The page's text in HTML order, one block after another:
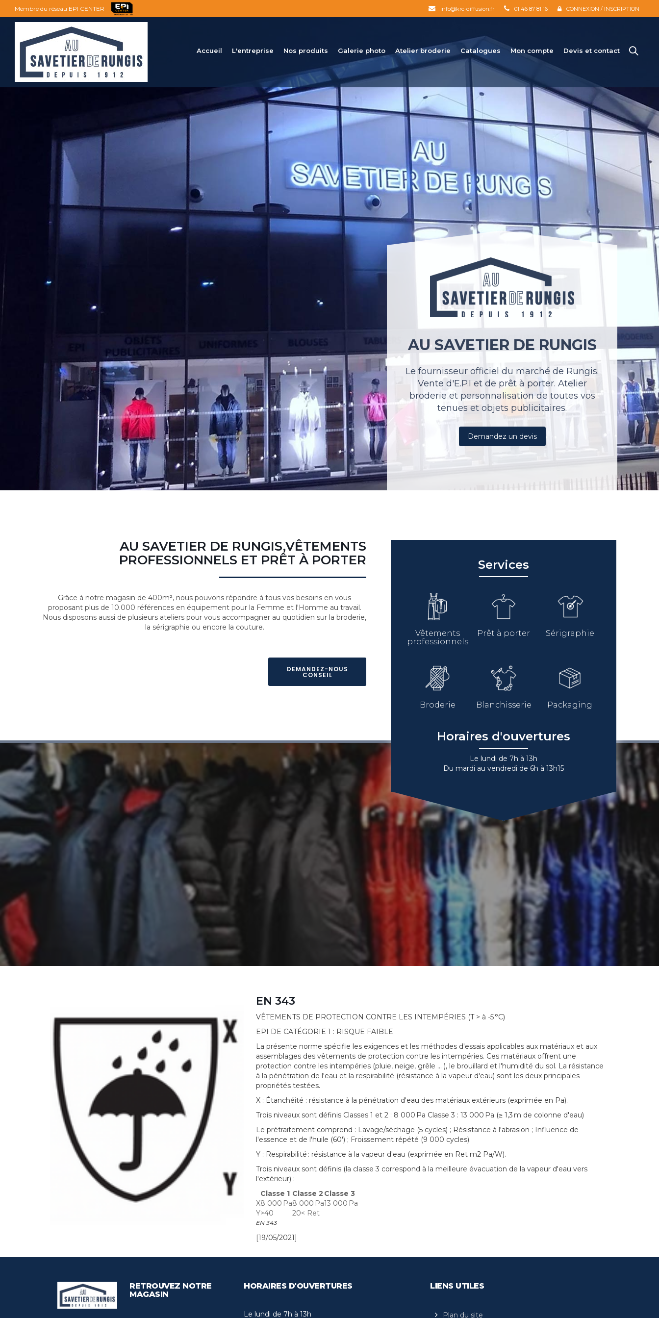
Membre du réseau EPI CENTER info@krc-diffusion.fr 01 46 87 81 16 CONNEXION / INSCRIPTION
Accueil L'entreprise Nos produits Galerie photo Atelier broderie Catalogues Mon compte Devis et contact
AU SAVETIER DE RUNGIS
Le fournisseur officiel du marché de Rungis.
Vente d'E.P.I et de prêt à porter. Atelier
broderie et personnalisation de toutes vos
tenues et objets publicitaires.
Demandez un devis
AU SAVETIER DE RUNGIS,VÊTEMENTS
PROFESSIONNELS ET PRÊT À PORTER
Grâce à notre magasin de 400m², nous pouvons répondre à tous vos besoins en vous
proposant plus de 10.000 références en équipement pour la Femme et l'Homme au travail.
Nous disposons aussi de plusieurs ateliers pour vous accompagner au quotidien sur la broderie,
la sérigraphie ou encore la couture.
DEMANDEZ-NOUS
CONSEIL
Services
Vêtements
professionnels
Prêt à porter Sérigraphie
Broderie Blanchisserie Packaging
Horaires d'ouvertures
Le lundi de 7h à 13h
Du mardi au vendredi de 6h à 13h15
EN 343
VÊTEMENTS DE PROTECTION CONTRE LES INTEMPÉRIES (T > à -5 °C)
EPI DE CATÉGORIE 1 : RISQUE FAIBLE
La présente norme spécifie les exigences et les méthodes d'essais applicables aux matériaux et aux
assemblages des vêtements de protection contre les intempéries. Ces matériaux offrent une
protection contre les intempéries (pluie, neige, grêle ... ), le brouillard et l'humidité du sol. La résistance
à la pénétration de l'eau et la respirabilité (résistance à la vapeur d'eau) sont les deux principales
propriétés testées.
X : Étanchéité : résistance à la pénétration d'eau des matériaux extérieurs (exprimée en Pa).
Trois niveaux sont définis Classes 1 et 2 : 8 000 Pa Classe 3 : 13 000 Pa (≥ 1,3 m de colonne d'eau)
Le prétraitement comprend : Lavage/séchage (5 cycles) ; Résistance à l'abrasion ; Influence de
l'essence et de l'huile (60') ; Froissement répété (9 000 cycles).
Y : Respirabilité : résistance à la vapeur d'eau (exprimée en Ret m2 Pa/W).
Trois niveaux sont définis (la classe 3 correspond à la meilleure évacuation de la vapeur d'eau vers
l'extérieur) :
Classe 1 Classe 2 Classe 3
X8 000 Pa8 000 Pa13 000 Pa
Y>40 20< Ret
EN 343
[19/05/2021]
RETROUVEZ NOTRE
MAGASIN
HORAIRES D'OUVERTURES
Le lundi de 7h à 13h
LIENS UTILES
Plan du site